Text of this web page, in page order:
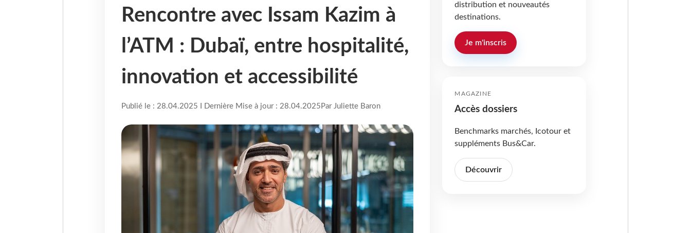
Rencontre avec Issam Kazim à
l’ATM : Dubaï, entre hospitalité,
innovation et accessibilité
Publié le : 28.04.2025 I Dernière Mise à jour : 28.04.2025 Par Juliette Baron
distribution et nouveautés
destinations.
Je m'inscris
MAGAZINE
Accès dossiers
Benchmarks marchés, Icotour et
suppléments Bus&Car.
Découvrir